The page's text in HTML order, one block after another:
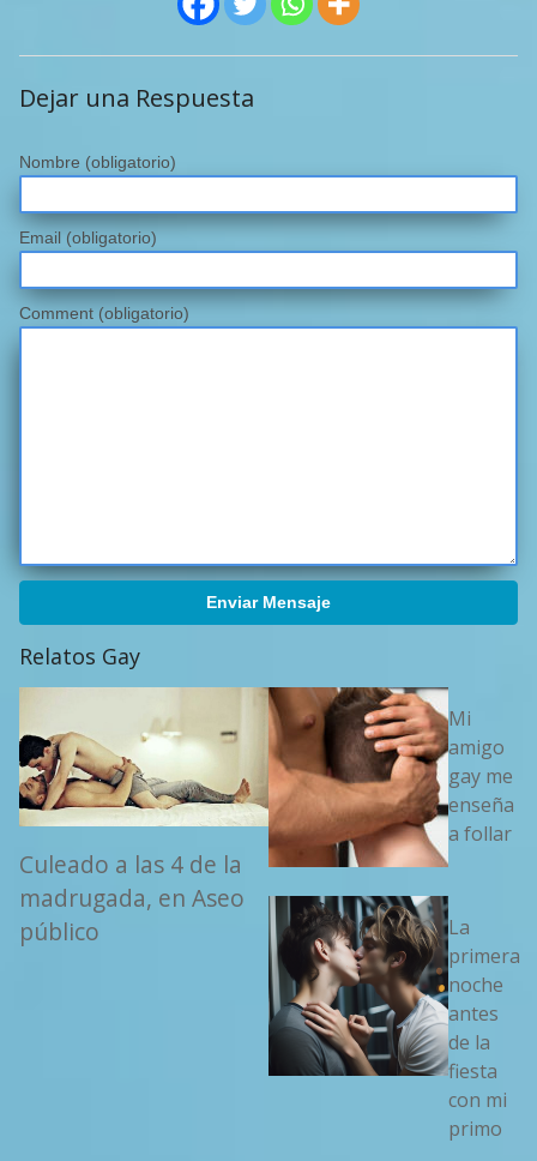
Dejar una Respuesta
Nombre (obligatorio)
Email (obligatorio)
Comment (obligatorio)
Enviar Mensaje
Relatos Gay
Culeado a las 4 de la
madrugada, en Aseo
público
Mi
amigo
gay me
enseña
a follar
La
primera
noche
antes
de la
fiesta
con mi
primo